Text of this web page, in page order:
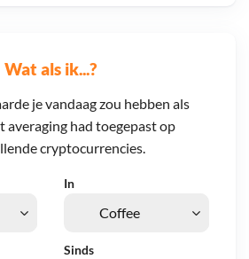
Wat als ik...?
je vandaag zou hebben als
averaging had toegepast op
cryptocurrencies.
In
Sinds